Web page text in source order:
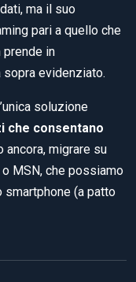
ma il suo
pari a quello che
prende in
evidenziato.
soluzione
che consentano
ancora, migrare su
MSN, che possiamo
(a patto